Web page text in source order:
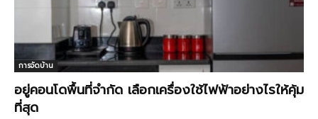
การจัดบ้าน
อยู่คอนโดพื้นที่จำกัด เลือกเครื่องใช้ไฟฟ้าอย่างไรให้คุ้ม
ที่สุด